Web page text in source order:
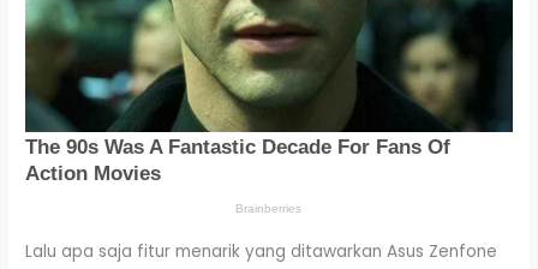
Lalu apa saja fitur menarik yang ditawarkan Asus Zenfone